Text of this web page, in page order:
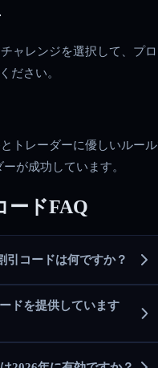
ャレンジを選択して、プ
ださい。
トレーダーに優しいルー
が成功しています。
ードFAQ
引コードは何ですか？
ドを提供しています